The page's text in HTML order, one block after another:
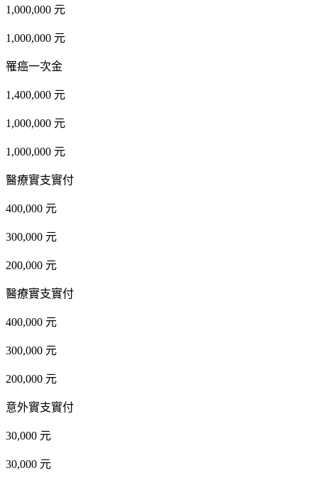
1,000,000 元
1,000,000 元
罹癌一次金
1,400,000 元
1,000,000 元
1,000,000 元
醫療實支實付
400,000 元
300,000 元
200,000 元
醫療實支實付
400,000 元
300,000 元
200,000 元
意外實支實付
30,000 元
30,000 元